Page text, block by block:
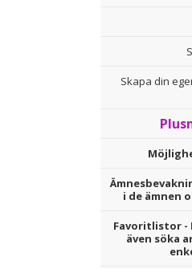
Skapa din
i de ämnen
Favoritlistor -
även söka